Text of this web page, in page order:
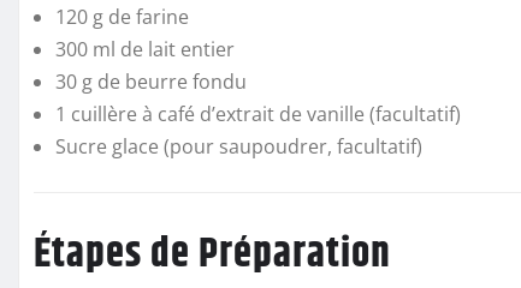
120 g de farine
300 ml de lait entier
30 g de beurre fondu
1 cuillère à café d’extrait de vanille (facultatif)
Sucre glace (pour saupoudrer, facultatif)
Étapes de Préparation